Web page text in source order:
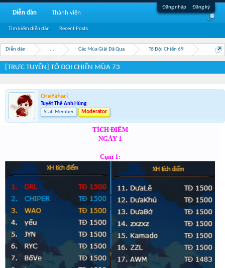
Đăng nhập Đăng ký
Diễn đàn ... Các Mùa Giải Đã Qua Tổ Đội Chiến 69
[TRỰC TUYẾN] TỔ ĐỘI CHIẾN MÙA 73
OreYahari
Tuyệt Thế Anh Hùng
Staff Member
Moderator
TÍCH ĐIỂM
NGÀY 1
Cụm 1:
Diễn đàn
Tìm kiếm diễn đàn Recent Posts
Thành viên